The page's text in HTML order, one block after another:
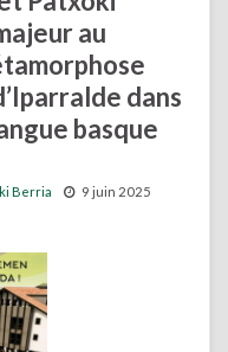
au
dans
basque
Berria
9 juin 2025